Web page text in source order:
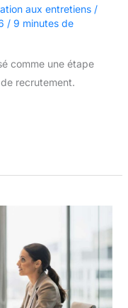
aux entretiens/
/ 9 minutes de
comme une étape
recrutement.